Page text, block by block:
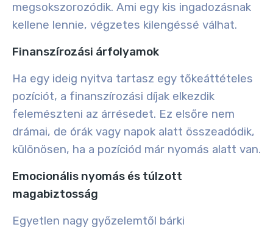
megsokszorozódik. Ami egy kis ingadozásnak
kellene lennie, végzetes kilengéssé válhat.
Finanszírozási árfolyamok
Ha egy ideig nyitva tartasz egy tőkeáttételes
pozíciót, a finanszírozási díjak elkezdik
felemészteni az árrésedet. Ez elsőre nem
drámai, de órák vagy napok alatt összeadódik,
különösen, ha a pozíciód már nyomás alatt van.
Emocionális nyomás és túlzott
magabiztosság
Egyetlen nagy győzelemtől bárki